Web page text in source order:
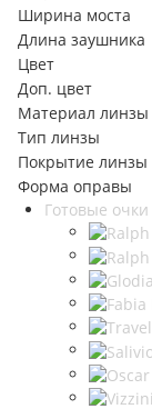
Ширина моста
Длина заушника
Цвет
Доп. цвет
Материал линзы
Тип линзы
Покрытие линзы
Форма оправы
Готовые очки